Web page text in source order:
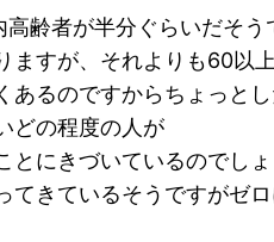
齢者が半分ぐらいだそう
ますが、それよりも60以
あるのですからちょっと
どの程度の人が
とにきづいているのでしょ
てきているそうですがゼ